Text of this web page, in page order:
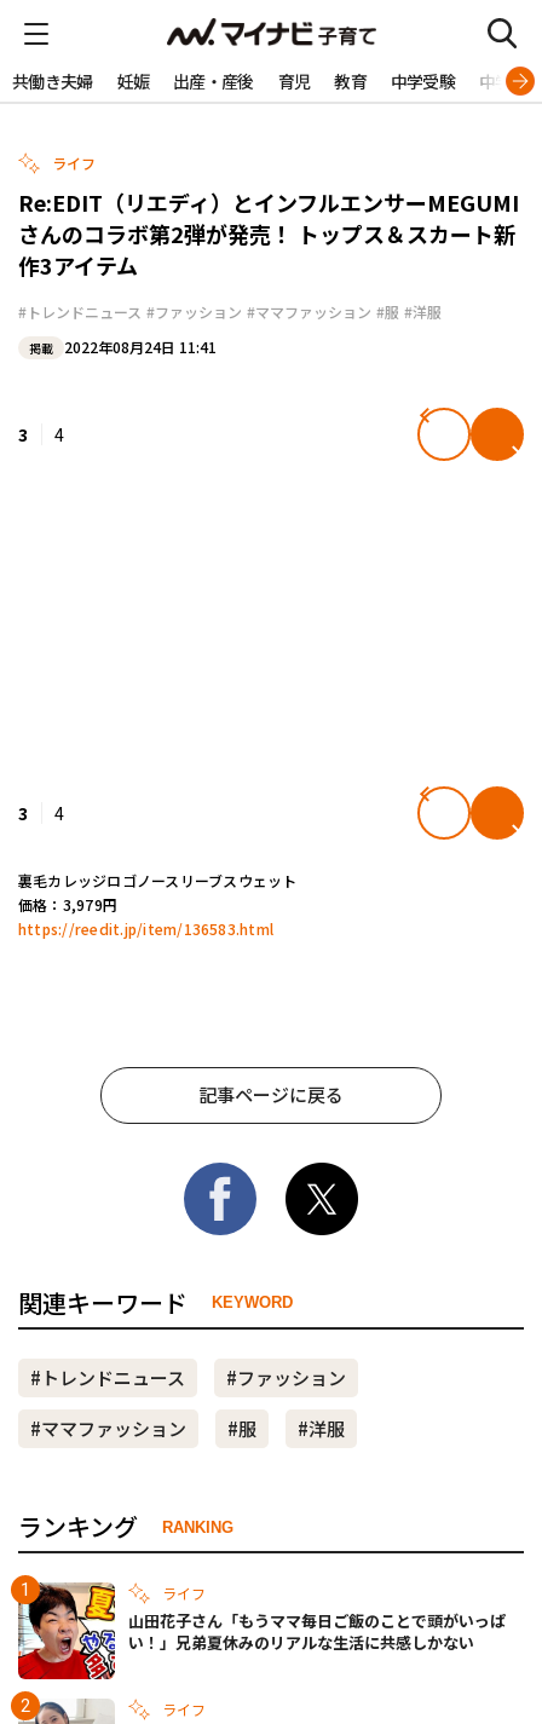
共働き夫婦 妊娠 出産・産後 育児 教育 中学受験 中学生
ライフ
Re:EDIT（リエディ）とインフルエンサーMEGUMI
さんのコラボ第2弾が発売！ トップス＆スカート新
作3アイテム
#トレンドニュース #ファッション #ママファッション #服 #洋服
掲載 2022年08月24日 11:41
3 4
3 4
裏毛カレッジロゴノースリーブスウェット
価格：3,979円
https://reedit.jp/item/136583.html
記事ページに戻る
関連キーワード KEYWORD
#トレンドニュース
#ファッション
#ママファッション
#服 #洋服
ランキング RANKING
ライフ
山田花子さん「もうママ毎日ご飯のことで頭がいっぱ
い！」兄弟夏休みのリアルな生活に共感しかない
ライフ